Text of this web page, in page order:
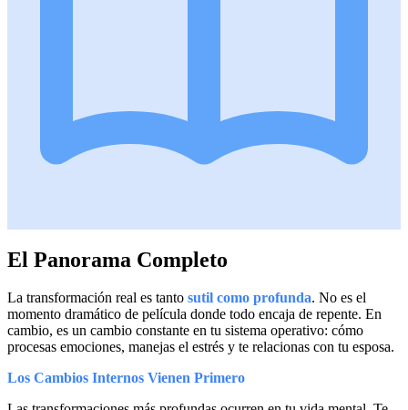
El Panorama Completo
La transformación real es tanto sutil como profunda. No es el
momento dramático de película donde todo encaja de repente. En
cambio, es un cambio constante en tu sistema operativo: cómo
procesas emociones, manejas el estrés y te relacionas con tu esposa.
Los Cambios Internos Vienen Primero